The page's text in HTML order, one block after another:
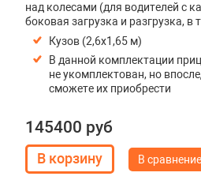
над колесами (для водителей с
боковая загрузка и разгрузка, в
Кузов (2,6х1,65 м)
В данной комплектации
не укомплектован, но
сможете их приобрести
145400 руб
В сравнение